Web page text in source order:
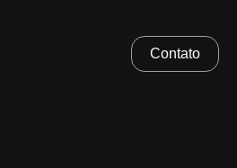
Contato